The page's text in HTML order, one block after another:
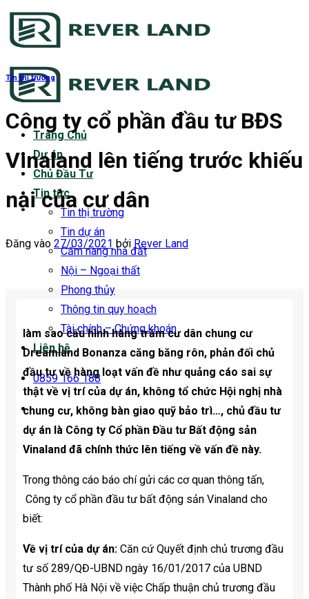
Bỏ
qua
dung
Trang Chủ
Dự án
Chủ Đầu Tư
Tin tức
Tin thị trường
Tin dự án
Cẩm nang nhà đất
Nội – Ngoại thất
Phong thủy
Thông tin quy hoạch
Tài chính – Chứng khoán
Liên hệ
0859 166 188
Tin thị trường
Công ty cổ phần đầu tư BĐS
Vinaland lên tiếng trước khiếu
nại của cư dân
Đăng vào 27/03/2021 bởi Rever Land
làm sao cấu hình hàng trăm cư dân chung cư
Dreamland Bonanza căng băng rôn, phản đối chủ
đầu tư về hàng loạt vấn đề như quảng cáo sai sự
thật về vị trí của dự án, không tổ chức Hội nghị nhà
chung cư, không bàn giao quỹ bảo trì…, chủ đầu tư
dự án là Công ty Cổ phần Đầu tư Bất động sản
Vinaland đã chính thức lên tiếng về vấn đề này.
Trong thông cáo báo chí gửi các cơ quan thông tấn,
Công ty cổ phần đầu tư bất động sản Vinaland cho
biết:
Về vị trí của dự án: Căn cứ Quyết định chủ trương đầu
tư số 289/QĐ-UBND ngày 16/01/2017 của UBND
Thành phố Hà Nội về việc Chấp thuận chủ trương đầu